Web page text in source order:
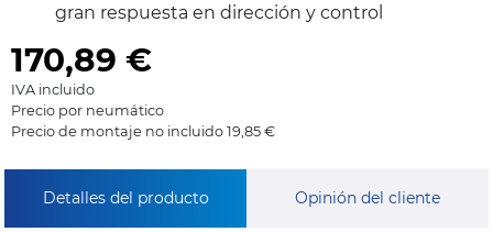
gran respuesta en dirección y control
170,89 €
IVA incluido
Precio por neumático
Precio de montaje no incluido 19,85 €
Detalles del producto Opinión del cliente